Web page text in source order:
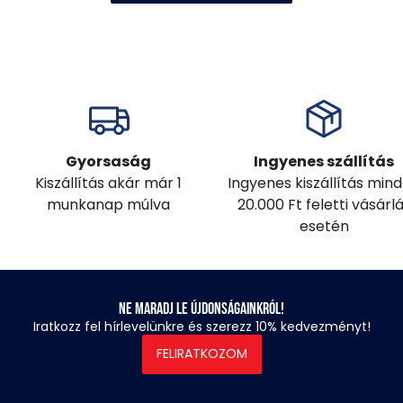
Gyorsaság
Kiszállítás akár már 1
munkanap múlva
Ingyenes szállítás
Ingyenes kiszállítás
20.000 Ft feletti
esetén
Ne maradj le újdonságainkról!
Iratkozz fel hírlevelünkre és szerezz 10% kedvezményt!
FELIRATKOZOM